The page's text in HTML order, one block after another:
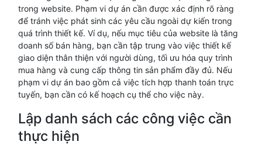
trong website. Phạm vi dự án cần được xác định rõ ràng
để tránh việc phát sinh các yêu cầu ngoài dự kiến trong
quá trình thiết kế. Ví dụ, nếu mục tiêu của website là tăng
doanh số bán hàng, bạn cần tập trung vào việc thiết kế
giao diện thân thiện với người dùng, tối ưu hóa quy trình
mua hàng và cung cấp thông tin sản phẩm đầy đủ. Nếu
phạm vi dự án bao gồm cả việc tích hợp thanh toán trực
tuyến, bạn cần có kế hoạch cụ thể cho việc này.
Lập danh sách các công việc cần
thực hiện